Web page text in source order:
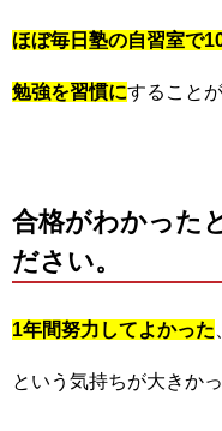
ほぼ毎日塾の自習室で
勉強を習慣にすること
合格がわかった
ださい。
1年間努力してよかった
という気持ちが大きか